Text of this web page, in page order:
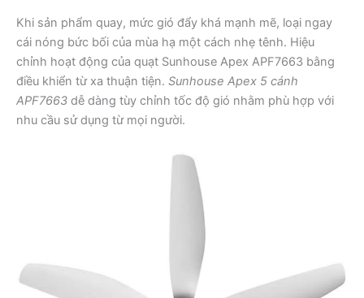
Khi sản phẩm quay, mức gió đẩy khá mạnh mẽ, loại ngay
cái nóng bức bối của mùa hạ một cách nhẹ tênh. Hiệu
chỉnh hoạt động của quạt Sunhouse Apex APF7663 bằng
điều khiển từ xa thuận tiện. Sunhouse Apex 5 cánh
APF7663 dễ dàng tùy chỉnh tốc độ gió nhằm phù hợp với
nhu cầu sử dụng từ mọi người.